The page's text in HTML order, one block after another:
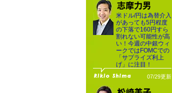
米ドル/円は為替介入
があっても5円程度
の下落で160円すら
割れない可能性が高
い！今週の中銀ウィ
ークではFOMCでの
「サプライズ利上
げ」に注目！
07/29更新